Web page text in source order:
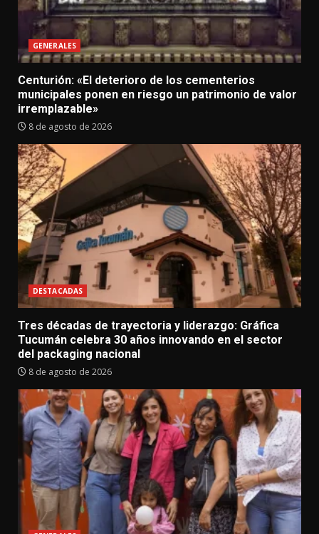
GENERALES
Centurión: «El deterioro de los cementerios
municipales ponen en riesgo un patrimonio de valor
irremplazable»
8 de agosto de 2026
DESTACADAS
Tres décadas de trayectoria y liderazgo: Gráfica
Tucumán celebra 30 años innovando en el sector
del packaging nacional
8 de agosto de 2026